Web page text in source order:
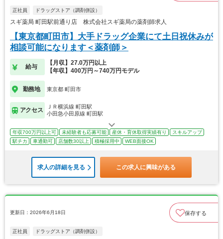
正社員 ドラッグストア（調剤併設）
スギ薬局 町田駅前通り店 株式会社スギ薬局の薬剤師求人
【東京都町田市】大手ドラッグ企業にて土日祝休みが
相談可能になります＜薬剤師＞
給与
【月収】27.0万円以上
【年収】400万円～740万円モデル
勤務地 東京都 町田市
アクセス
ＪＲ横浜線 町田駅
小田急小田原線 町田駅
年収700万円以上可 未経験者も応募可能 産休・育休取得実績有り
スキルアップ
駅チカ
車通勤可 店舗数30以上 積極採用中 WEB面接OK
求人の詳細を見る この求人に興味がある
更新日：2026年6月18日 保存する
正社員 ドラッグストア（調剤併設）